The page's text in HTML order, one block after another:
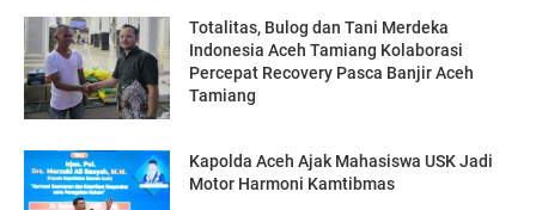
Totalitas, Bulog dan Tani Merdeka
Indonesia Aceh Tamiang Kolaborasi
Percepat Recovery Pasca Banjir Aceh
Tamiang
Kapolda Aceh Ajak Mahasiswa USK Jadi
Motor Harmoni Kamtibmas